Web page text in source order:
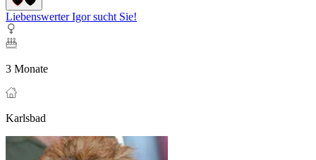
Liebenswerter Igor sucht Sie!
3 Monate
Karlsbad